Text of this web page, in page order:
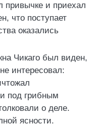
привычке и приехал
что поступает
оказались
Чикаго был виден,
интересовал:
под грибным
о деле.
ясности.